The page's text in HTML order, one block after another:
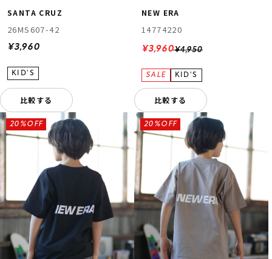
SANTA CRUZ
26MS607-42
¥3,960
比較する
NEW ERA
14774220
¥4,950
¥3,960
比較する
20%OFF 20%OFF